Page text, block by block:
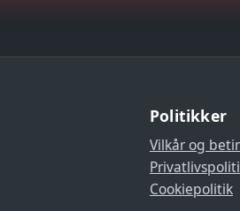
Politikker
Vilkår og
Cookiepolitik